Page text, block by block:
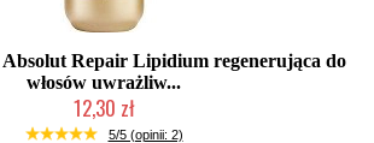
Repair Lipidium regenerująca do
włosów uwrażliw...
12,30 zł
Produkt wycofany
5/5 (opinii: 2)